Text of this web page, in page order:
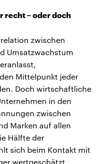
recht – oder doch
zwischen
Umsatzwachstum
Mittelpunkt jeder
Doch wirtschaftliche
in den
zwischen
Marken auf allen
Hälfte der
sich beim Kontakt mit
wertgeschätzt.